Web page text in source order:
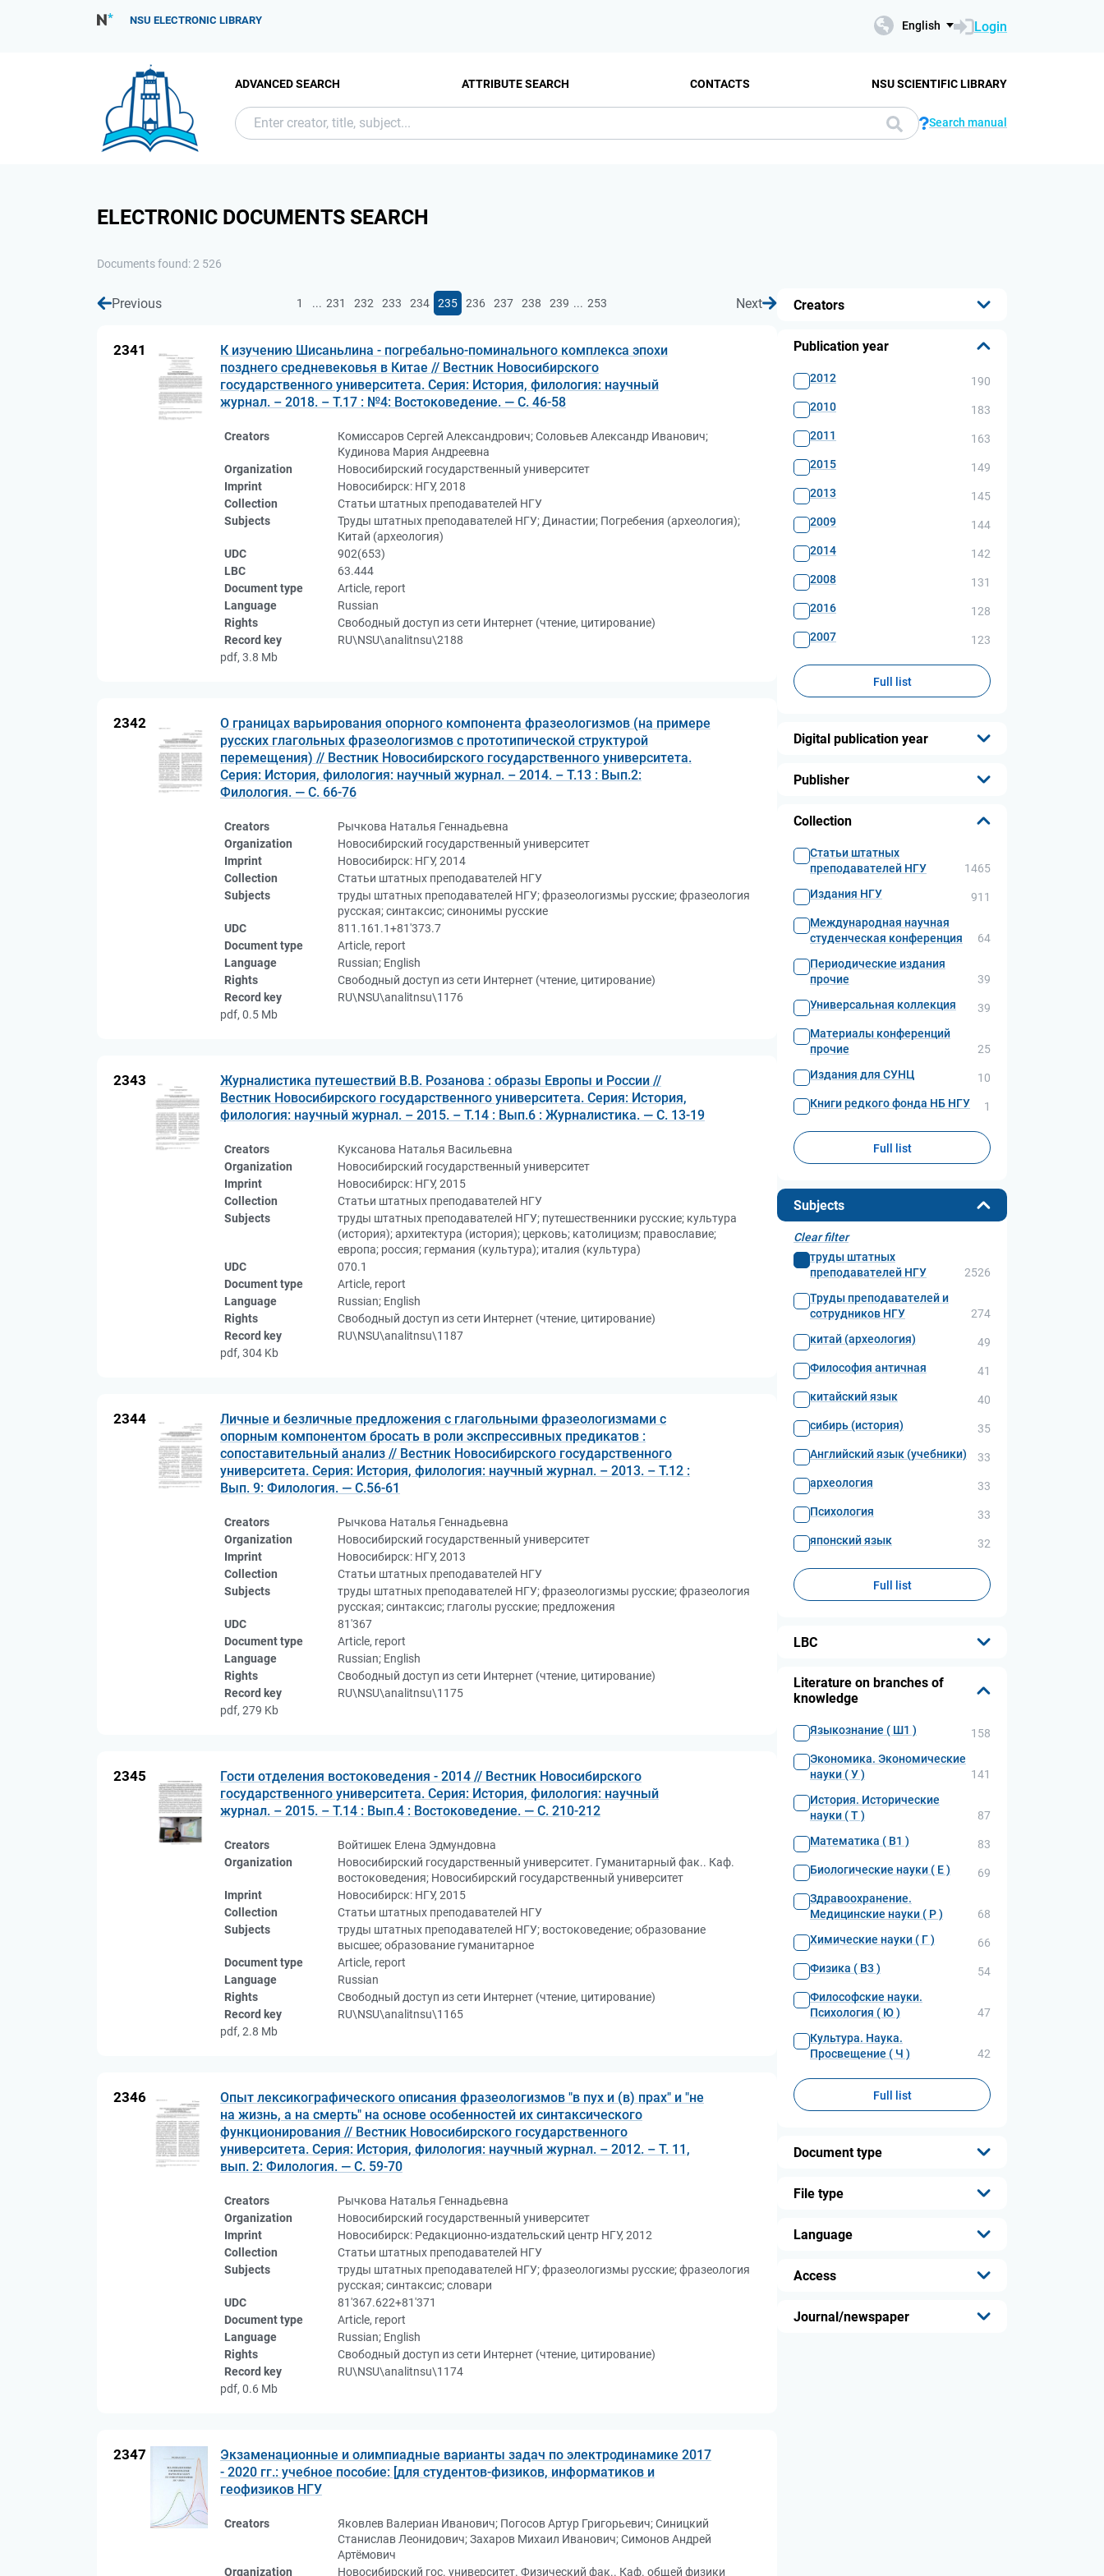
NSU ELECTRONIC LIBRARY English Login
ADVANCED SEARCH ATTRIBUTE SEARCH CONTACTS NSU SCIENTIFIC LIBRARY
Search manual
ELECTRONIC DOCUMENTS SEARCH
Documents found: 2 526
Previous 1 ... 231 232 233 234 235 236 237 238 239 ... 253 Next
2341
К изучению Шисаньлина - погребально-поминального комплекса эпохи
позднего средневековья в Китае // Вестник Новосибирского
государственного университета. Серия: История, филология: научный
журнал. – 2018. – Т.17 : №4: Востоковедение. — С. 46-58
Creators
Комиссаров Сергей Александрович; Соловьев Александр Иванович;
Кудинова Мария Андреевна
Organization
Новосибирский государственный университет
Imprint
Новосибирск: НГУ, 2018
Collection
Статьи штатных преподавателей НГУ
Subjects
Труды штатных преподавателей НГУ; Династии; Погребения (археология);
Китай (археология)
UDC
902(653)
LBC
63.444
Document type
Article, report
Language
Russian
Rights
Свободный доступ из сети Интернет (чтение, цитирование)
Record key
RU\NSU\analitnsu\2188
pdf, 3.8 Mb
2342
О границах варьирования опорного компонента фразеологизмов (на примере
русских глагольных фразеологизмов с прототипической структурой
перемещения) // Вестник Новосибирского государственного университета.
Серия: История, филология: научный журнал. – 2014. – Т.13 : Вып.2:
Филология. — С. 66-76
Creators
Рычкова Наталья Геннадьевна
Organization
Новосибирский государственный университет
Imprint
Новосибирск: НГУ, 2014
Collection
Статьи штатных преподавателей НГУ
Subjects
труды штатных преподавателей НГУ; фразеологизмы русские; фразеология
русская; синтаксис; синонимы русские
UDC
811.161.1+81'373.7
Document type
Article, report
Language
Russian; English
Rights
Свободный доступ из сети Интернет (чтение, цитирование)
Record key
RU\NSU\analitnsu\1176
pdf, 0.5 Mb
2343
Журналистика путешествий В.В. Розанова : образы Европы и России //
Вестник Новосибирского государственного университета. Серия: История,
филология: научный журнал. – 2015. – Т.14 : Вып.6 : Журналистика. — С. 13-19
Creators
Куксанова Наталья Васильевна
Organization
Новосибирский государственный университет
Imprint
Новосибирск: НГУ, 2015
Collection
Статьи штатных преподавателей НГУ
Subjects
труды штатных преподавателей НГУ; путешественники русские; культура
(история); архитектура (история); церковь; католицизм; православие;
европа; россия; германия (культура); италия (культура)
UDC
070.1
Document type
Article, report
Language
Russian; English
Rights
Свободный доступ из сети Интернет (чтение, цитирование)
Record key
RU\NSU\analitnsu\1187
pdf, 304 Kb
2344
Личные и безличные предложения с глагольными фразеологизмами с
опорным компонентом бросать в роли экспрессивных предикатов :
сопоставительный анализ // Вестник Новосибирского государственного
университета. Серия: История, филология: научный журнал. – 2013. – Т.12 :
Вып. 9: Филология. — С.56-61
Creators
Рычкова Наталья Геннадьевна
Organization
Новосибирский государственный университет
Imprint
Новосибирск: НГУ, 2013
Collection
Статьи штатных преподавателей НГУ
Subjects
труды штатных преподавателей НГУ; фразеологизмы русские; фразеология
русская; синтаксис; глаголы русские; предложения
UDC
81'367
Document type
Article, report
Language
Russian; English
Rights
Свободный доступ из сети Интернет (чтение, цитирование)
Record key
RU\NSU\analitnsu\1175
pdf, 279 Kb
2345
Гости отделения востоковедения - 2014 // Вестник Новосибирского
государственного университета. Серия: История, филология: научный
журнал. – 2015. – Т.14 : Вып.4 : Востоковедение. — С. 210-212
Creators
Войтишек Елена Эдмундовна
Organization
Новосибирский государственный университет. Гуманитарный фак.. Каф.
востоковедения; Новосибирский государственный университет
Imprint
Новосибирск: НГУ, 2015
Collection
Статьи штатных преподавателей НГУ
Subjects
труды штатных преподавателей НГУ; востоковедение; образование
высшее; образование гуманитарное
Document type
Article, report
Language
Russian
Rights
Свободный доступ из сети Интернет (чтение, цитирование)
Record key
RU\NSU\analitnsu\1165
pdf, 2.8 Mb
2346
Опыт лексикографического описания фразеологизмов "в пух и (в) прах" и "не
на жизнь, а на смерть" на основе особенностей их синтаксического
функционирования // Вестник Новосибирского государственного
университета. Серия: История, филология: научный журнал. – 2012. – Т. 11,
вып. 2: Филология. — С. 59-70
Creators
Рычкова Наталья Геннадьевна
Organization
Новосибирский государственный университет
Imprint
Новосибирск: Редакционно-издательский центр НГУ, 2012
Collection
Статьи штатных преподавателей НГУ
Subjects
труды штатных преподавателей НГУ; фразеологизмы русские; фразеология
русская; синтаксис; словари
UDC
81'367.622+81'371
Document type
Article, report
Language
Russian; English
Rights
Свободный доступ из сети Интернет (чтение, цитирование)
Record key
RU\NSU\analitnsu\1174
pdf, 0.6 Mb
2347
Экзаменационные и олимпиадные варианты задач по электродинамике 2017
- 2020 гг.: учебное пособие: [для студентов-физиков, информатиков и
геофизиков НГУ
Creators
Яковлев Валериан Иванович; Погосов Артур Григорьевич; Синицкий
Станислав Леонидович; Захаров Михаил Иванович; Симонов Андрей
Артёмович
Organization
Новосибирский гос. университет. Физический фак.. Каф. общей физики
Creators
Publication year
2012
190
2010
183
2011
163
2015
149
2013
145
2009
144
2014
142
2008
131
2016
128
2007
123
Full list
Digital publication year
Publisher
Collection
Статьи штатных
преподавателей НГУ
1465
Издания НГУ
911
Международная научная
студенческая конференция
64
Периодические издания
прочие
39
Универсальная коллекция
39
Материалы конференций
прочие
25
Издания для СУНЦ
10
Книги редкого фонда НБ НГУ
1
Full list
Subjects
Clear filter
труды штатных
преподавателей НГУ
2526
Труды преподавателей и
сотрудников НГУ
274
китай (археология)
49
Философия античная
41
китайский язык
40
сибирь (история)
35
Английский язык (учебники)
33
археология
33
Психология
33
японский язык
32
Full list
LBC
...
Literature on branches of
knowledge
Языкознание ( Ш1 )
158
Экономика. Экономические
науки ( У )
141
История. Исторические
науки ( Т )
87
Математика ( В1 )
83
Биологические науки ( Е )
69
Здравоохранение.
Медицинские науки ( Р )
68
Химические науки ( Г )
66
Физика ( В3 )
54
Философские науки.
Психология ( Ю )
47
Культура. Наука.
Просвещение ( Ч )
42
Full list
Document type
File type
Language
Access
Journal/newspaper